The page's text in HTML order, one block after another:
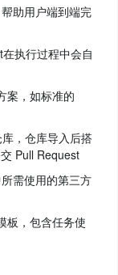
助用户端到端完
执行过程中会自
案，如标准的
，仓库导入后搭
Pull Request
需使用的第三方
板，包含任务使